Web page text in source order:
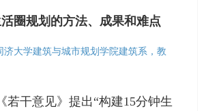
圈规划的方法、成果和难点
济大学建筑与城市规划学院建筑系，教
若干意见》提出“构建15分钟生